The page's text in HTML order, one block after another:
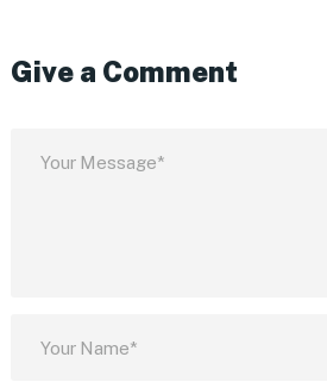
Give a Comment